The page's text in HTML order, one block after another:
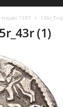
trojaki 1597
(1)